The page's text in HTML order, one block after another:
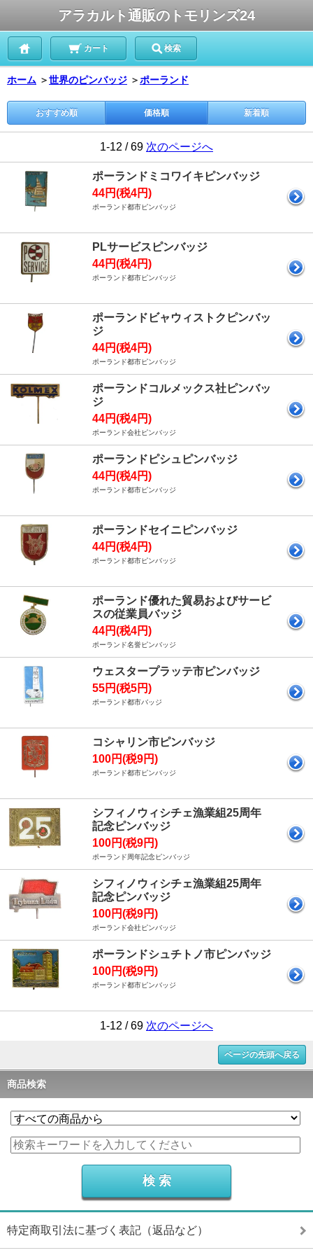
アラカルト通販のトモリンズ24
カート 検索
ホーム ＞世界のピンバッジ ＞ポーランド
おすすめ順 価格順 新着順
1-12 / 69 次のページへ
ポーランドミコワイキピンバッジ
44円(税4円)
ポーランド都市ピンバッジ
PLサービスピンバッジ
44円(税4円)
ポーランド都市ピンバッジ
ポーランドビャウィストクピンバッ
ジ
44円(税4円)
ポーランド都市ピンバッジ
ポーランドコルメックス社ピンバッ
ジ
44円(税4円)
ポーランド会社ピンバッジ
ポーランドピシュピンバッジ
44円(税4円)
ポーランド都市ピンバッジ
ポーランドセイニピンバッジ
44円(税4円)
ポーランド都市ピンバッジ
ポーランド優れた貿易およびサービ
スの従業員バッジ
44円(税4円)
ポーランド名誉ピンバッジ
ウェスタープラッテ市ピンバッジ
55円(税5円)
ポーランド都市バッジ
コシャリン市ピンバッジ
100円(税9円)
ポーランド都市ピンバッジ
シフィノウィシチェ漁業組25周年
記念ピンバッジ
100円(税9円)
ポーランド周年記念ピンバッジ
シフィノウィシチェ漁業組25周年
記念ピンバッジ
100円(税9円)
ポーランド会社ピンバッジ
ポーランドシュチトノ市ピンバッジ
100円(税9円)
ポーランド都市ピンバッジ
1-12 / 69 次のページへ
ページの先頭へ戻る
商品検索
特定商取引法に基づく表記（返品など）